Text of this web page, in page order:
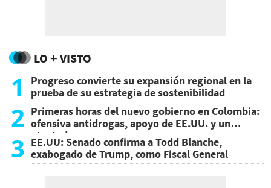
LO + VISTO
1
Progreso convierte su expansión regional en la
prueba de su estrategia de sostenibilidad
2 Primeras horas del nuevo gobierno en Colombia:
ofensiva antidrogas, apoyo de EE.UU. y un
atentado
3 EE.UU: Senado confirma a Todd Blanche,
exabogado de Trump, como Fiscal General